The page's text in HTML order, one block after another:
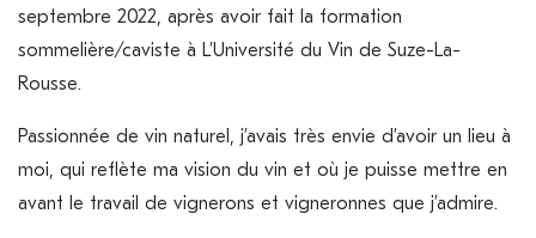
septembre 2022, après avoir fait la formation
sommelière/caviste à L’Université du Vin de Suze-La-
Rousse.
Passionnée de vin naturel, j’avais très envie d’avoir un lieu à
moi, qui reflète ma vision du vin et où je puisse mettre en
avant le travail de vignerons et vigneronnes que j’admire.